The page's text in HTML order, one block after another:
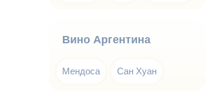
Вино Аргентина
Мендоса Сан Хуан